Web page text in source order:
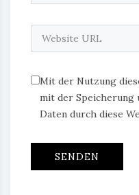
Mit der Nutzung
mit der Speicherung
Daten durch diese